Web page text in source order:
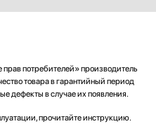
потребителей» производитель
товара в гарантийный период
дефекты в случае их появления.
прочитайте инструкцию.